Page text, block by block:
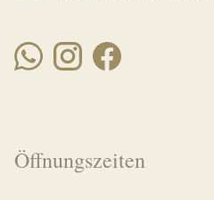
Öffnungszeiten